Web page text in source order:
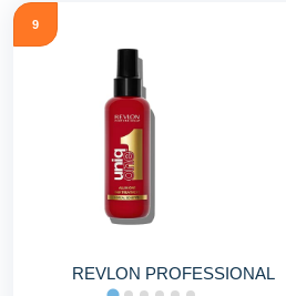
9
REVLON PROFESSIONAL